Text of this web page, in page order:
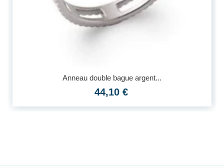
Anneau double bague argent...
44,10 €